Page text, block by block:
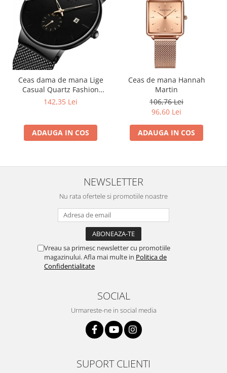
Ceas dama de mana Lige
Casual Quartz Fashion
Analog Negru
142,35 Lei
ADAUGA IN COS
Ceas de mana Hannah
Martin
106,76 Lei
96,60 Lei
ADAUGA IN COS
NEWSLETTER
Nu rata ofertele si promotiile noastre
Vreau sa primesc newsletter cu promotiile
magazinului. Afla mai multe in Politica de
Confidentialitate
SOCIAL
Urmareste-ne in social media
SUPORT CLIENTI